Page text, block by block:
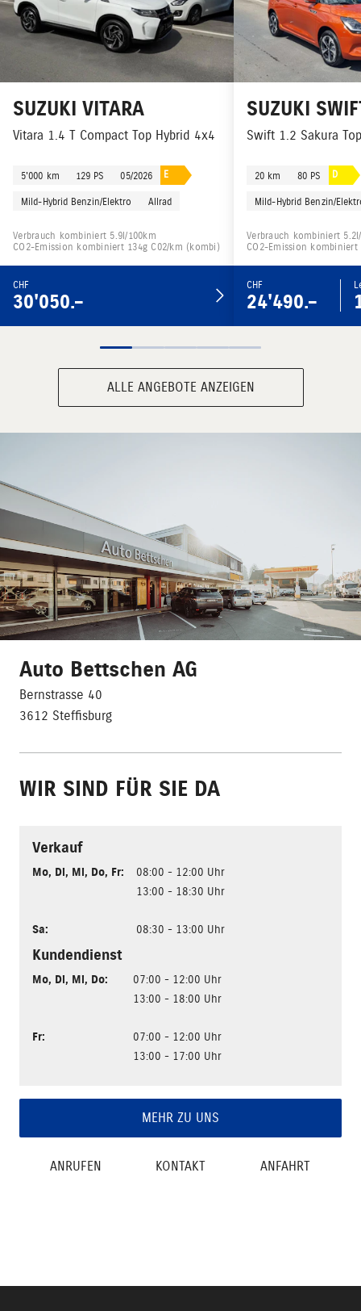
SUZUKI VITARA
Vitara 1.4 T Compact Top Hybrid 4x4
5'000 km 129 PS 05/2026 E
Mild-Hybrid Benzin/Elektro Allrad
Verbrauch kombiniert 5.9l/100km
CO2-Emission kombiniert 134g C02/km (kombi)
CHF
30'050.–
SUZUKI
Swift 1.2 Sakura
20 km 80 PS D
Mild-Hybrid Benzin/
Verbrauch kombiniert
CO2-Emission
CHF
24'490.–
ALLE ANGEBOTE ANZEIGEN
Auto Bettschen AG
Bernstrasse 40
3612 Steffisburg
WIR SIND FÜR SIE DA
Verkauf
Mo, Di, Mi, Do, Fr:
08:00 - 12:00 Uhr
13:00 - 18:30 Uhr
Sa: 08:30 - 13:00 Uhr
Kundendienst
Mo, Di, Mi, Do:
07:00 - 12:00 Uhr
13:00 - 18:00 Uhr
Fr:
07:00 - 12:00 Uhr
13:00 - 17:00 Uhr
MEHR ZU UNS
ANRUFEN KONTAKT ANFAHRT